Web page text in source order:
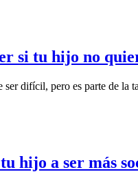
si tu hijo no
ser difícil, pero es parte de la
hijo a ser más